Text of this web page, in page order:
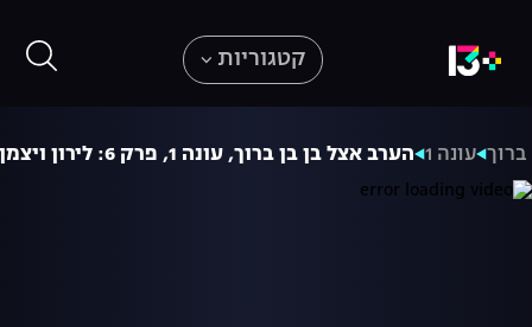
קטגוריות
עונה 1 הערב אצל בן בן ברוך, עונה 1, פרק 6: לירון ויצמן